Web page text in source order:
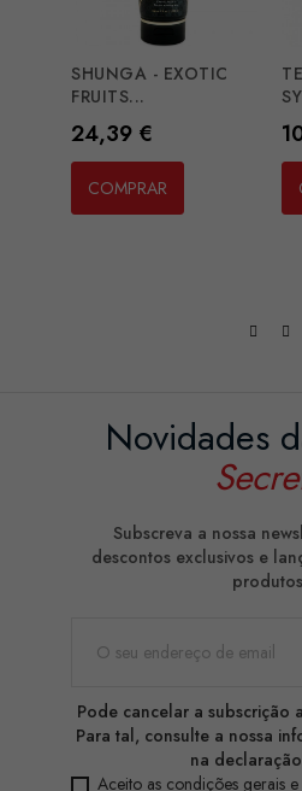
SHUNGA - EXOTIC
FRUITS...
Preço
24,39 €
COMPRAR
Novidades
Subscreva a nossa
descontos exclusivos e
Pode cancelar a subscrição
Para tal, consulte a nossa
na
Aceito as condições gerais